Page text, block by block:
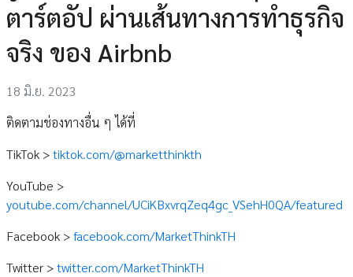
ตาร์ตอัป ผ่านเส้นทางการทำธุรกิจ
จริง ของ Airbnb
18 มิ.ย. 2023
ติดตามช่องทางอื่น ๆ ได้ที่
TikTok >tiktok.com/@marketthinkth
YouTube >
youtube.com/channel/UCiKBxvrqZeq4gc_VSehH0QA/featured
Facebook >facebook.com/MarketThinkTH
Twitter >twitter.com/MarketThinkTH